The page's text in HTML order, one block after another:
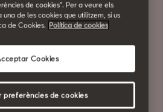
Compartir
de cookies". Per a veure els
de les cookies que utilitzem, si us
de Cookies. Política de cookies
Cookies
preferències de cookies